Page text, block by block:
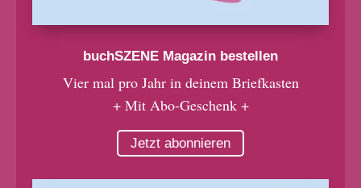
buchSZENE Magazin bestellen
Vier mal pro Jahr in deinem Briefkasten
+ Mit Abo-Geschenk +
Jetzt abonnieren